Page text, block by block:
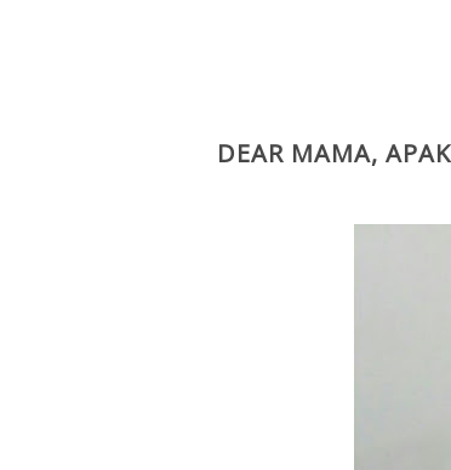
DEAR MAMA,